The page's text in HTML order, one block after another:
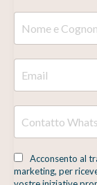
Acconsento al
marketing, per